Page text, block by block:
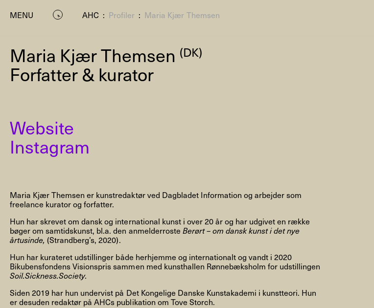
MENU AHC : Profiler : Maria Kjær Themsen
Residencies & StudiosArtistic Research
Om
Om AHC
NYHEDSBREV
Maria Kjær Themsen (DK)
Forfatter & kurator
Website
Instagram
Maria Kjær Themsen er kunstredaktør ved Dagbladet Information og arbejder som
freelance kurator og forfatter.
Hun har skrevet om dansk og international kunst i over 20 år og har udgivet en række
bøger om samtidskunst, bl.a. den anmelderroste Berørt – om dansk kunst i det nye
årtusinde, (Strandberg’s, 2020).
Hun har kurateret udstillinger både herhjemme og internationalt og vandt i 2020
Bikubensfondens Visionspris sammen med kunsthallen Rønnebæksholm for udstillingen
Soil.Sickness.Society.
Siden 2019 har hun undervist på Det Kongelige Danske Kunstakademi i kunstteori. Hun
er desuden redaktør på AHCs publikation om Tove Storch.